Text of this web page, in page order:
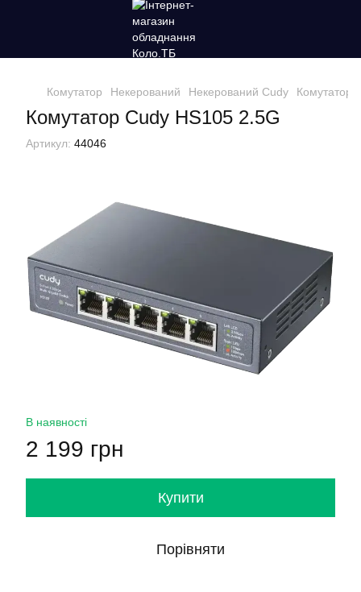
Комутатор Некерований Некерований Cudy Комутатор
Комутатор Cudy HS105 2.5G
Артикул: 44046
В наявності
2 199 грн
Купити
Порівняти